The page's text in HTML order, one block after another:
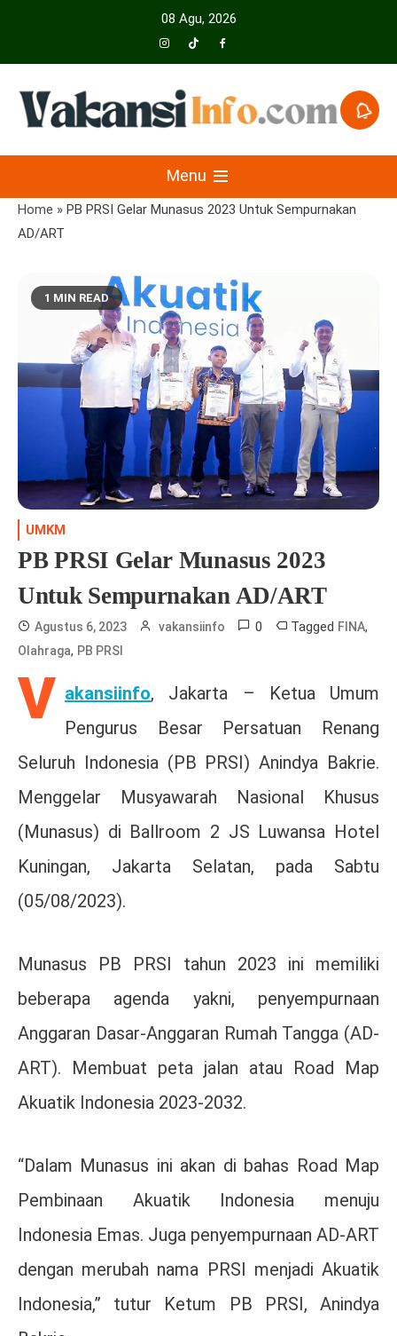
08 Agu, 2026
VakansiinfoMenu
Home » PB PRSI Gelar Munasus 2023 Untuk Sempurnakan
AD/ART
1 MIN READ
UMKM
PB PRSI Gelar Munasus 2023
Untuk Sempurnakan AD/ART
Agustus 6, 2023 vakansiinfo 0 Tagged FINA,
Olahraga, PB PRSI
V akansiinfo, Jakarta – Ketua Umum
Pengurus Besar Persatuan Renang
Seluruh Indonesia (PB PRSI) Anindya Bakrie.
Menggelar Musyawarah Nasional Khusus
(Munasus) di Ballroom 2 JS Luwansa Hotel
Kuningan, Jakarta Selatan, pada Sabtu
(05/08/2023).
Munasus PB PRSI tahun 2023 ini memiliki
beberapa agenda yakni, penyempurnaan
Anggaran Dasar-Anggaran Rumah Tangga (AD-
ART). Membuat peta jalan atau Road Map
Akuatik Indonesia 2023-2032.
“Dalam Munasus ini akan di bahas Road Map
Pembinaan Akuatik Indonesia menuju
Indonesia Emas. Juga penyempurnaan AD-ART
dengan merubah nama PRSI menjadi Akuatik
Indonesia,” tutur Ketum PB PRSI, Anindya